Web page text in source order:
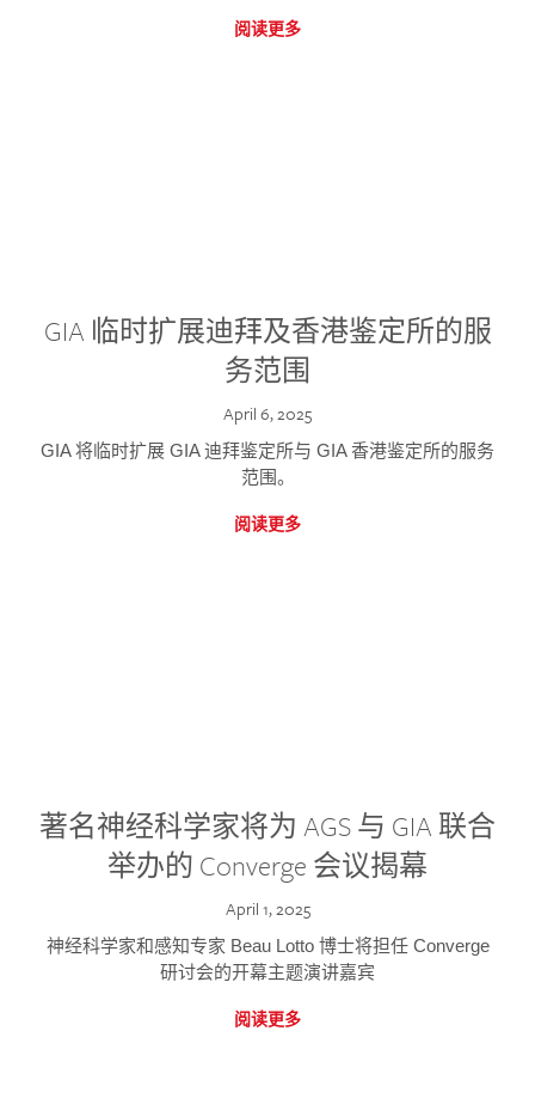
阅读更多
GIA 临时扩展迪拜及香港鉴定所的服
务范围
April 6, 2025
GIA 将临时扩展 GIA 迪拜鉴定所与 GIA 香港鉴定所的服务
范围。
阅读更多
著名神经科学家将为 AGS 与 GIA 联合
举办的 Converge 会议揭幕
April 1, 2025
神经科学家和感知专家 Beau Lotto 博士将担任 Converge
研讨会的开幕主题演讲嘉宾
阅读更多